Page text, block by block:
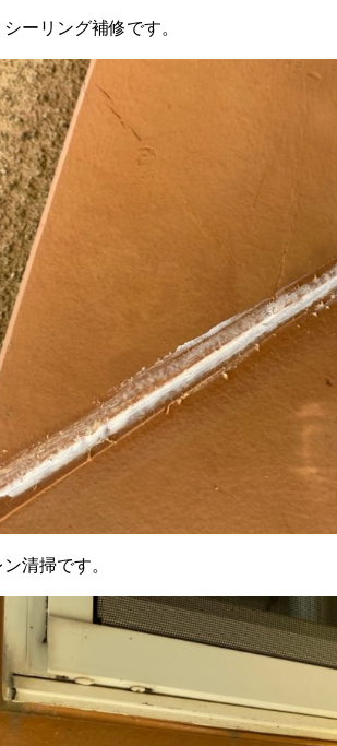
ーリング補修です。
清掃です。